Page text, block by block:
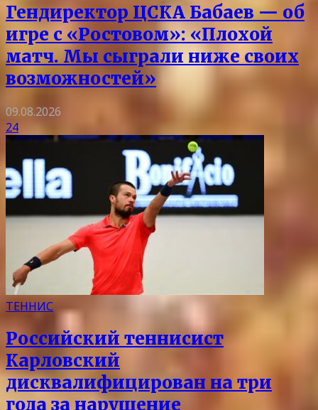
Гендиректор ЦСКА Бабаев — об
игре с «Ростовом»: «Плохой
матч. Мы сыграли ниже своих
возможностей»
09.08.2026
24
ТЕННИС
Российский теннисист
Карловский
дисквалифицирован на три
года за нарушение